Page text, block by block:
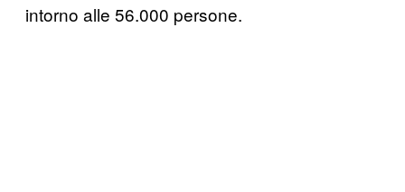
intorno alle 56.000 persone.